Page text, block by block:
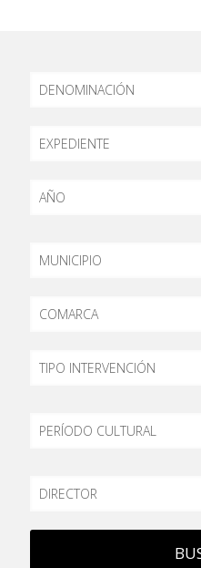
DENOMINACIÓN
EXPEDIENTE
AÑO
MUNICIPIO
COMARCA
TIPO
PERÍODO
DIRECTOR